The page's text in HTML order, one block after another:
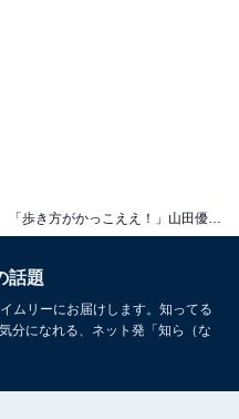
話題
ムリーにお届けします。知ってる
分になれる、ネット発「知ら（な